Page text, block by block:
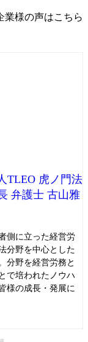
業様の声はこちら
TLEO 虎ノ門法
弁護士 古山雅
側に立った経営労
分野を中心とした
分野を経営労務と
で培われたノウハ
様の成長・発展に